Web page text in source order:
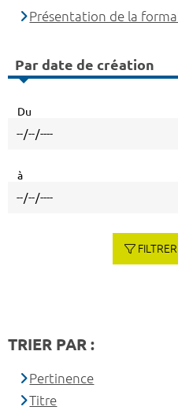
Présentation de la
Par date de création
Du
à
TRIER PAR :
Pertinence
Titre